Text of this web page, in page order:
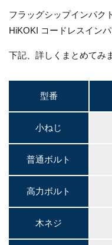
フラッグシップインパク
HiKOKI コードレスイン
下記、詳しくまとめてみ
型番
小ねじ
普通ボルト
高力ボルト
木ネジ